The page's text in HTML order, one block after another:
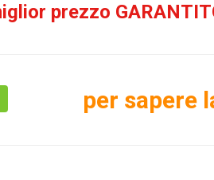
prezzo
per sapere